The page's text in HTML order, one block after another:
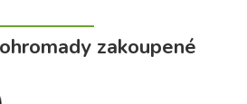
zakoupené